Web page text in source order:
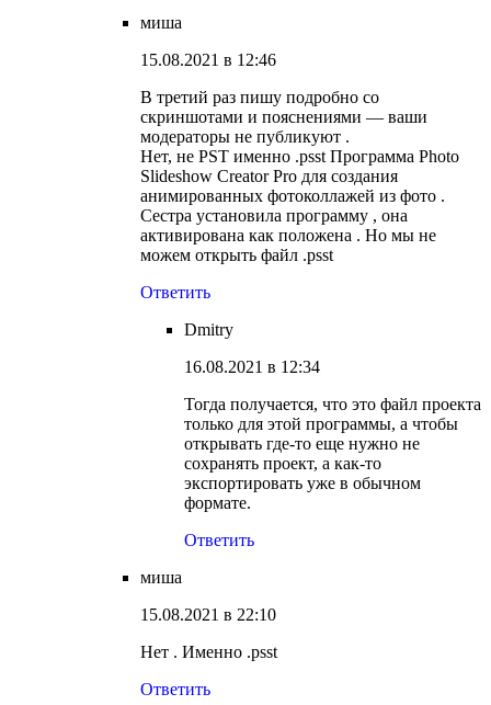
миша
15.08.2021 в 12:46
В третий раз пишу подробно со
скриншотами и пояснениями — ваши
модераторы не публикуют .
Нет, не PST именно .psst Программа Photo
Slideshow Creator Pro для создания
анимированных фотоколлажей из фото .
Сестра установила программу , она
активирована как положена . Но мы не
можем открыть файл .psst
Ответить
Dmitry
16.08.2021 в 12:34
Тогда получается, что это файл проекта
только для этой программы, а чтобы
открывать где-то еще нужно не
сохранять проект, а как-то
экспортировать уже в обычном
формате.
Ответить
миша
15.08.2021 в 22:10
Нет . Именно .psst
Ответить